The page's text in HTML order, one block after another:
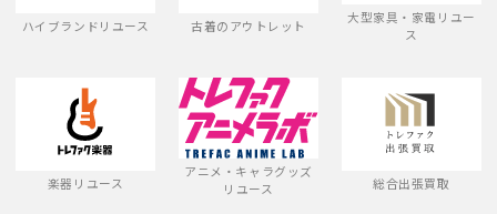
ハイブランドリユース 古着のアウトレット
大型家具・家電リユー
ス
楽器リユース
アニメ・キャラグッズ
リユース
総合出張買取